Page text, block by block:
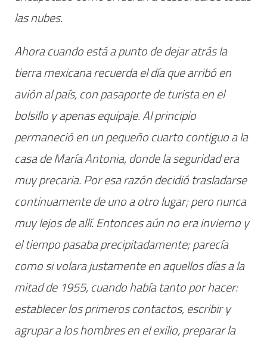
las nubes.
Ahora cuando está a punto de dejar atrás la
tierra mexicana recuerda el día que arribó en
avión al país, con pasaporte de turista en el
bolsillo y apenas equipaje. Al principio
permaneció en un pequeño cuarto contiguo a la
casa de María Antonia, donde la seguridad era
muy precaria. Por esa razón decidió trasladarse
continuamente de uno a otro lugar; pero nunca
muy lejos de allí. Entonces aún no era invierno y
el tiempo pasaba precipitadamente; parecía
como si volara justamente en aquellos días a la
mitad de 1955, cuando había tanto por hacer:
establecer los primeros contactos, escribir y
agrupar a los hombres en el exilio, preparar la